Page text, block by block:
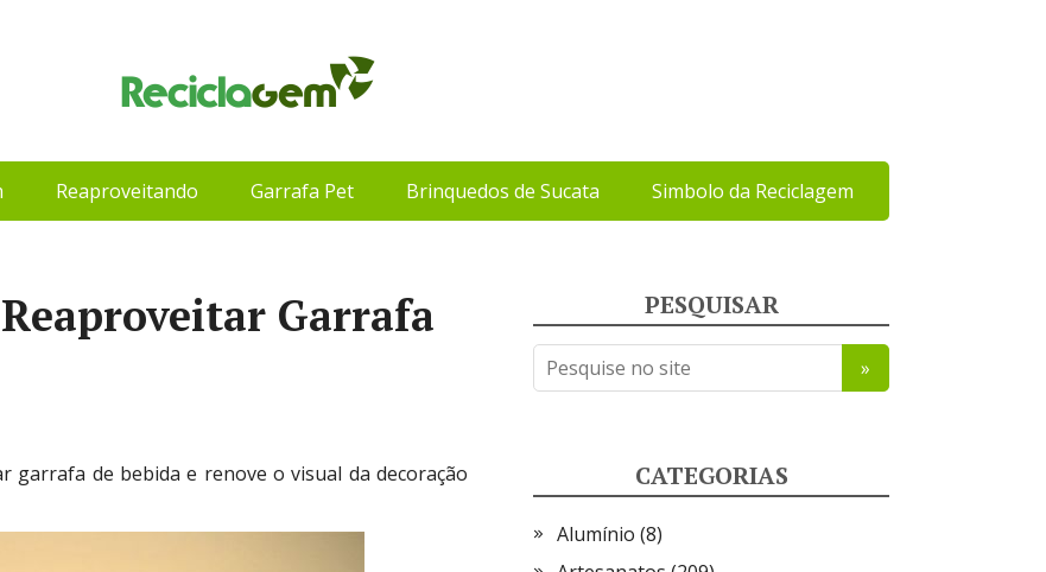
Reaproveitando Garrafa Pet Brinquedos de Sucata Simbolo da Reciclagem
Garrafa
garrafa de bebida e renove o visual da decoração
PESQUISAR
CATEGORIAS
Alumínio (8)